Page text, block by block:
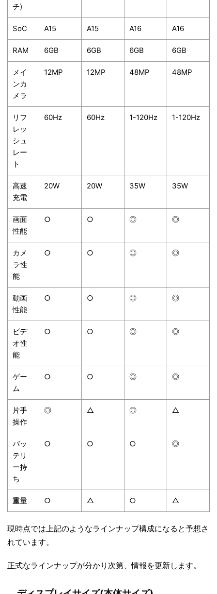
チ)
SoC A15 A15 A16 A16
RAM 6GB 6GB 6GB 6GB
メイ
ンカ
メラ
12MP 12MP 48MP 48MP
リフ
レッ
シュ
レー
ト
60Hz 60Hz 1-120Hz 1-120Hz
高速
充電
20W 20W 35W 35W
画面
性能
○ ○ ◎ ◎
カメ
ラ性
能
○ ○ ◎ ◎
動画
性能
○ ○ ◎ ◎
ビデ
オ性
能
○ ○ ◎ ◎
ゲー
ム
○ ○ ◎ ◎
片手
操作
◎ △ ◎ △
バッ
テリ
ー持
ち
○ ○ ○ ◎
重量 ○ △ ○ △
現時点では上記のようなラインナップ構成になると予想さ
れています。
正式なラインナップが分かり次第、情報を更新します。